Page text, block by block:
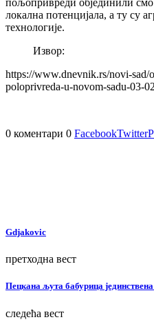
локална потенцијала, а ту су
технологије.
Извор:
https://www.dnevnik.rs/novi-sad/
poloprivreda-u-novom-sadu-03-
0 коментари 0 FacebookTwitter
Gdjakovic
претходна вест
Пецкана љута бабурица
следећа вест